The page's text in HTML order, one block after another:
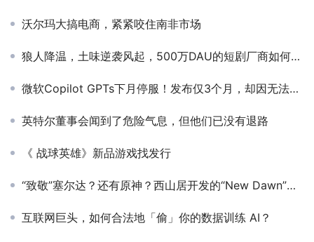
沃尔玛大搞电商，紧紧咬住南非市场
狼人降温，土味逆袭风起，500万DAU的短剧厂商如何做投放？
微软Copilot GPTs下月停服！发布仅3个月，却因无法盈利斩杀
英特尔董事会闻到了危险气息，但他们已没有退路
《 战球英雄》新品游戏找发行
“致敬”塞尔达？还有原神？西山居开发的“New Dawn”来了
互联网巨头，如何合法地「偷」你的数据训练 AI？